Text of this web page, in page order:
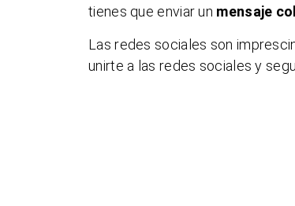
tienes que enviar un mensaje
Las redes sociales son
unirte a las redes sociales y